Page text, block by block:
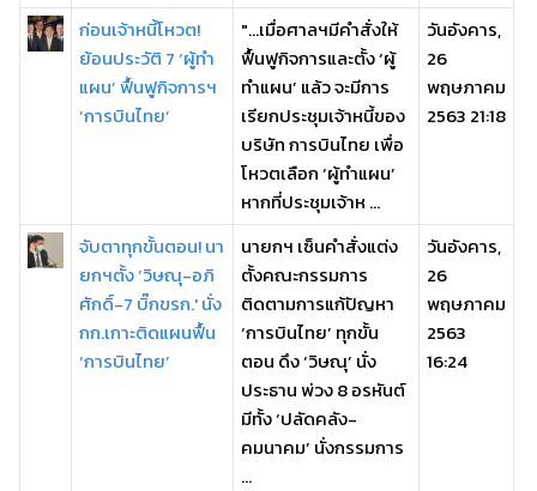
ก่อนเจ้าหนี้โหวต!
ย้อนประวัติ 7 ‘ผู้ทำ
แผน’ ฟื้นฟูกิจการฯ
‘การบินไทย’
"...เมื่อศาลฯมีคำสั่งให้
ฟื้นฟูกิจการและตั้ง ‘ผู้
ทำแผน’ แล้ว จะมีการ
เรียกประชุมเจ้าหนี้ของ
บริษัท การบินไทย เพื่อ
โหวตเลือก ‘ผู้ทำแผน’
หากที่ประชุมเจ้าห ...
วันอังคาร,
26
พฤษภาคม
2563 21:18
จับตาทุกขั้นตอน! นา
ยกฯตั้ง ‘วิษณุ-อภิ
ศักดิ์-7 บิ๊กขรก.' นั่ง
กก.เกาะติดแผนฟื้น
‘การบินไทย’
นายกฯ เซ็นคำสั่งแต่ง
ตั้งคณะกรรมการ
ติดตามการแก้ปัญหา
‘การบินไทย’ ทุกขั้น
ตอน ดึง ‘วิษณุ’ นั่ง
ประธาน พ่วง 8 อรหันต์
มีทั้ง ‘ปลัดคลัง-
คมนาคม’ นั่งกรรมการ
...
วันอังคาร,
26
พฤษภาคม
2563
16:24